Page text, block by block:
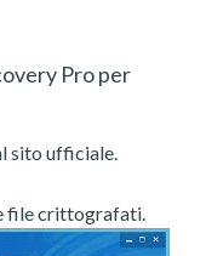
Pro per
sito ufficiale.
file crittografati.